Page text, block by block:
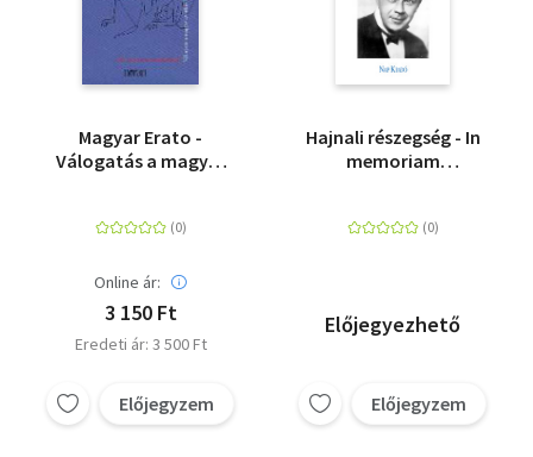
Magyar Erato -
Válogatás a magyar
Online ár:
3 150 Ft
Eredeti ár: 3 500 Ft
Előjegyzem
Hajnali részegség - In
memoriam
Előjegyezhető
Előjegyzem